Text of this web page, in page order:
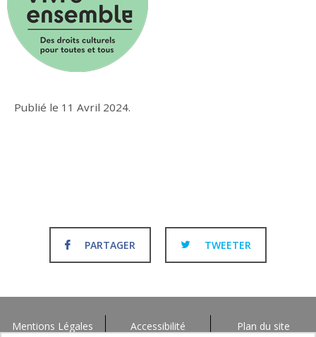
Publié le 11 Avril 2024.
PARTAGER TWEETER
Mentions Légales Accessibilité Plan du site